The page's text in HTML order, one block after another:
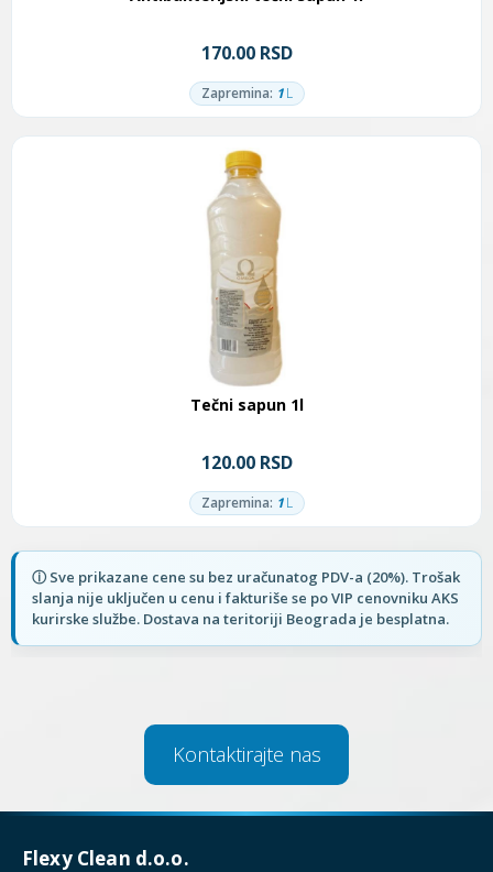
170.00 RSD
Zapremina: 1 L
Tečni sapun 1l
120.00 RSD
Zapremina: 1 L
Kontaktirajte nas
Flexy Clean d.o.o.